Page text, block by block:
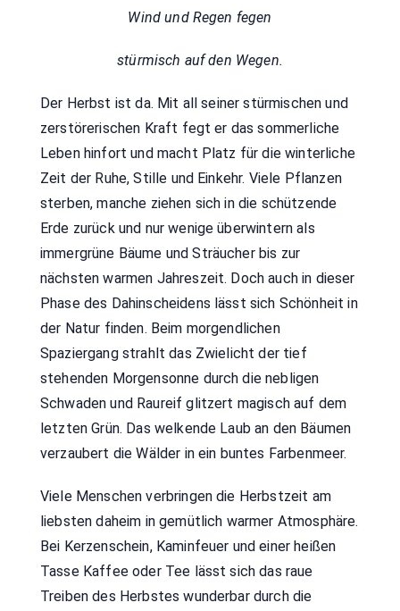
Wind und Regen fegen
stürmisch auf den Wegen.
Der Herbst ist da. Mit all seiner stürmischen und
zerstörerischen Kraft fegt er das sommerliche
Leben hinfort und macht Platz für die winterliche
Zeit der Ruhe, Stille und Einkehr. Viele Pflanzen
sterben, manche ziehen sich in die schützende
Erde zurück und nur wenige überwintern als
immergrüne Bäume und Sträucher bis zur
nächsten warmen Jahreszeit. Doch auch in dieser
Phase des Dahinscheidens lässt sich Schönheit in
der Natur finden. Beim morgendlichen
Spaziergang strahlt das Zwielicht der tief
stehenden Morgensonne durch die nebligen
Schwaden und Raureif glitzert magisch auf dem
letzten Grün. Das welkende Laub an den Bäumen
verzaubert die Wälder in ein buntes Farbenmeer.
Viele Menschen verbringen die Herbstzeit am
liebsten daheim in gemütlich warmer Atmosphäre.
Bei Kerzenschein, Kaminfeuer und einer heißen
Tasse Kaffee oder Tee lässt sich das raue
Treiben des Herbstes wunderbar durch die